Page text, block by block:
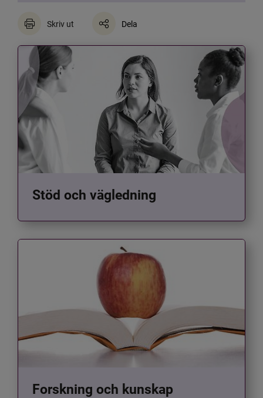
Skriv ut Dela
Stöd och vägledning
Forskning och kunskap